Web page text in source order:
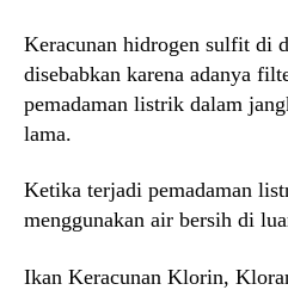
Keracunan hidrogen sulfit di
disebabkan karena adanya
pemadaman listrik dalam
lama.
Ketika terjadi pemadaman
menggunakan air bersih di
Ikan Keracunan Klorin,